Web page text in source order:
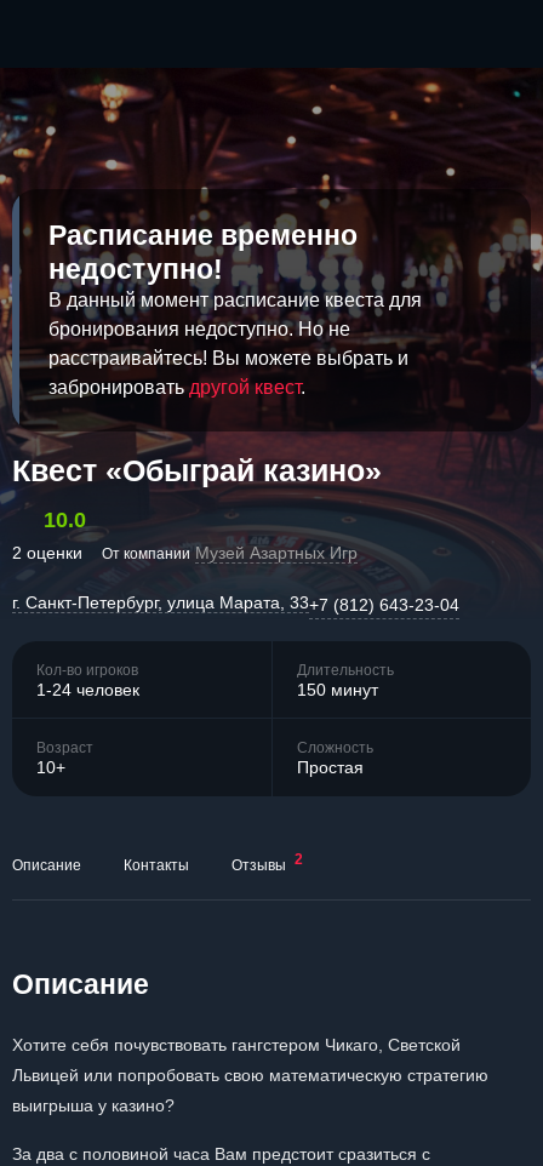
Расписание временно
недоступно!
В данный момент расписание квеста для
бронирования недоступно. Но не
расстраивайтесь! Вы можете выбрать и
забронироватьдругой квест.
Квест «Обыграй казино»
10.0
2 оценки От компании Музей Азартных Игр
г. Санкт-Петербург, улица Марата, 33+7 (812) 643-23-04
Кол-во игроков
1-24 человек
Длительность
150 минут
Возраст
10+
Сложность
Простая
Описание Контакты Отзывы 2
Описание
Хотите себя почувствовать гангстером Чикаго, Светской
Львицей или попробовать свою математическую стратегию
выигрыша у казино?
За два с половиной часа Вам предстоит сразиться с